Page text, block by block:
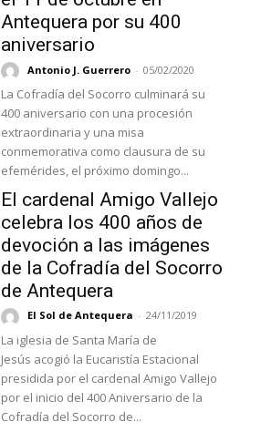
Antequera por su 400
aniversario
Antonio J. Guerrero - 05/02/2020
La Cofradía del Socorro culminará su
400 aniversario con una procesión
extraordinaria y una misa
conmemorativa como clausura de su
efemérides, el próximo domingo...
El cardenal Amigo Vallejo
celebra los 400 años de
devoción a las imágenes
de la Cofradía del Socorro
de Antequera
El Sol de Antequera - 24/11/2019
La iglesia de Santa María de
Jesús acogió la Eucaristía Estacional
presidida por el cardenal Amigo Vallejo
por el inicio del 400 Aniversario de la
Cofradía del Socorro de...